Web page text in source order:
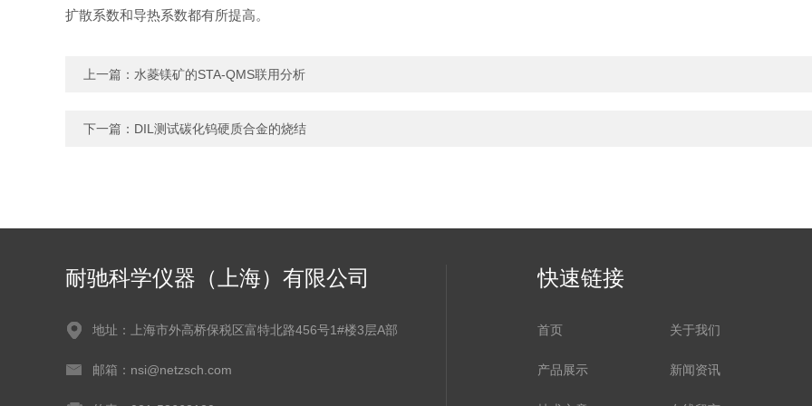
扩散系数和导热系数都有所提高。
上一篇： 水菱镁矿的STA-QMS联用分析
下一篇： DIL测试碳化钨硬质合金的烧结
耐驰科学仪器（上海）有限公司
地址：上海市外高桥保税区富特北路456号1#楼3层A部
邮箱：nsi@netzsch.com
快速链接
首页 关于我们
产品展示 新闻资讯